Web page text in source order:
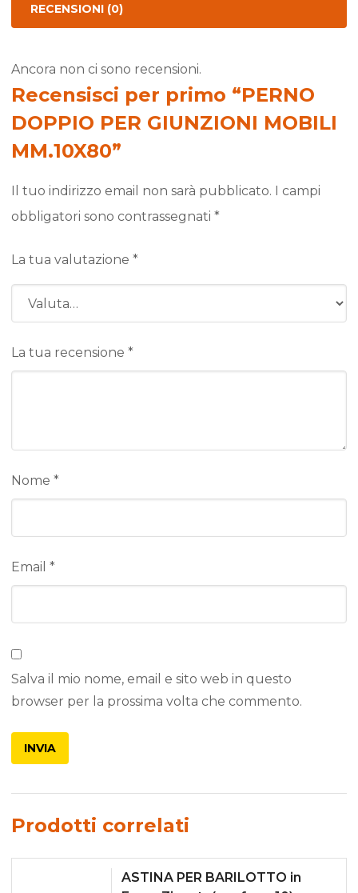
RECENSIONI (0)
Ancora non ci sono recensioni.
Recensisci per primo “PERNO
DOPPIO PER GIUNZIONI MOBILI
MM.10X80”
Il tuo indirizzo email non sarà pubblicato. I campi
obbligatori sono contrassegnati *
La tua valutazione *
La tua recensione *
Nome *
Email *
Salva il mio nome, email e sito web in questo
browser per la prossima volta che commento.
Prodotti correlati
ASTINA PER BARILOTTO in